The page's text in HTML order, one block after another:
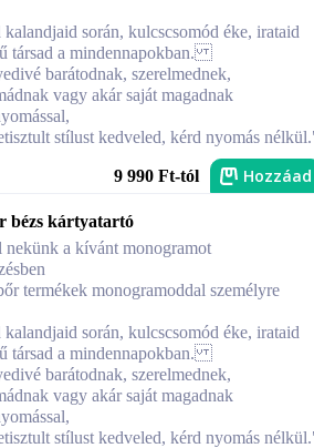
kalandjaid során, kulcscsomód éke, irataid
társad a mindennapokban.
barátodnak, szerelmednek,
vagy akár saját magadnak
stílust kedveled, kérd nyomás
9 990 Ft-tól Hozzáad
bézs kártyatartó
nekünk a kívánt monogramot
termékek monogramoddal személyre
kalandjaid során, kulcscsomód éke, irataid
társad a mindennapokban.
barátodnak, szerelmednek,
vagy akár saját magadnak
stílust kedveled, kérd nyomás